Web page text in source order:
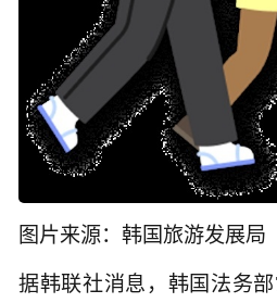
图片来源：韩国旅游发展局
据韩联社消息，韩国法务